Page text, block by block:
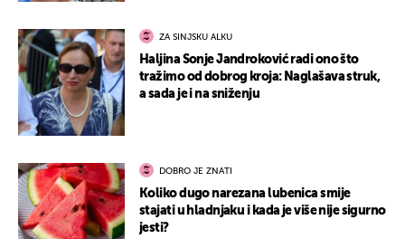
ZA SINJSKU ALKU
Haljina Sonje Jandroković radi ono što
tražimo od dobrog kroja: Naglašava struk,
a sada je i na sniženju
DOBRO JE ZNATI
Koliko dugo narezana lubenica smije
stajati u hladnjaku i kada je više nije sigurno
jesti?